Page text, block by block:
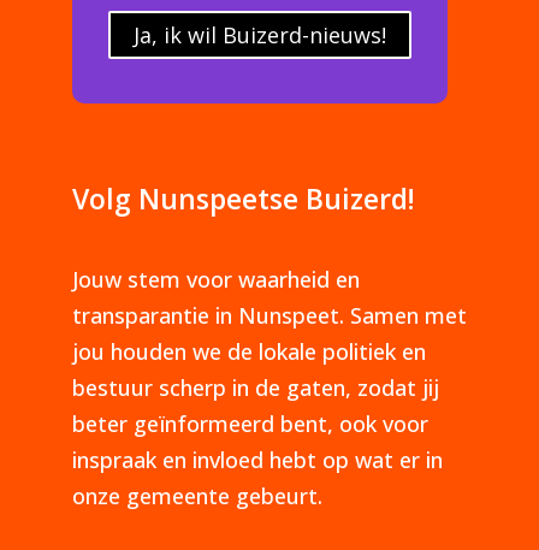
Ja, ik wil Buizerd-nieuws!
Volg Nunspeetse Buizerd!
Jouw stem voor waarheid en
transparantie in Nunspeet. Samen met
jou houden we de lokale politiek en
bestuur scherp in de gaten, zodat jij
beter geïnformeerd bent, ook voor
inspraak en invloed hebt op wat er in
onze gemeente gebeurt.